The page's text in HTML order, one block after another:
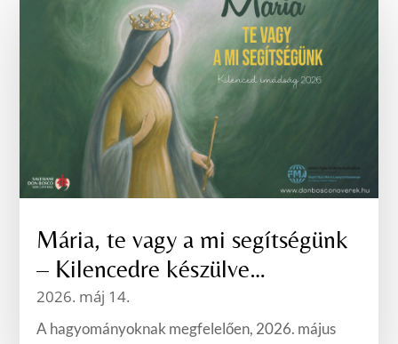
Mária, te vagy a mi segítségünk
– Kilencedre készülve…
2026. máj 14.
A hagyományoknak megfelelően, 2026. május